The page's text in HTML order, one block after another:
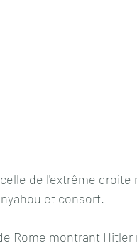
de l'extrême droite
et consort.
Rome montrant